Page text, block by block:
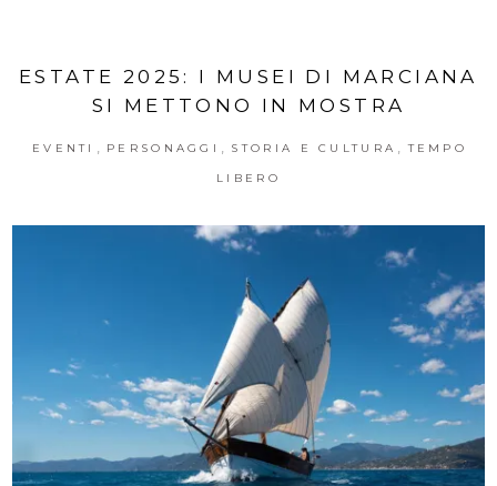
ESTATE 2025: I MUSEI DI MARCIANA
SI METTONO IN MOSTRA
EVENTI PERSONAGGI STORIA E CULTURA TEMPO
LIBERO